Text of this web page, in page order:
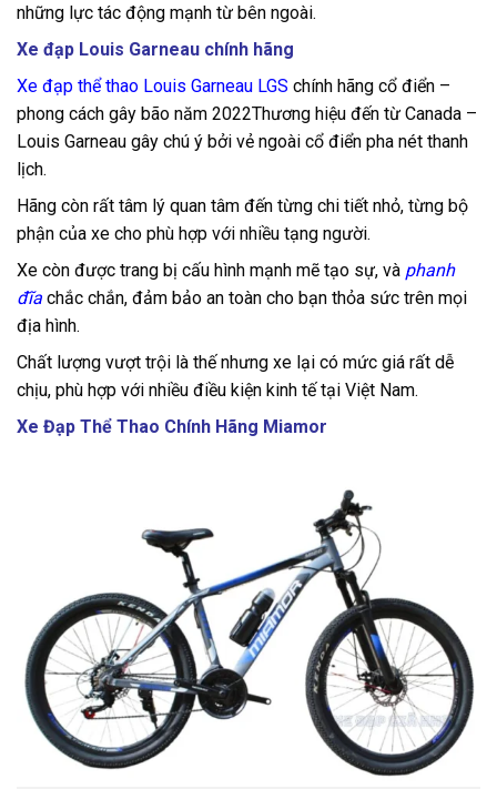
những lực tác động mạnh từ bên ngoài.
Xe đạp Louis Garneau chính hãng
Xe đạp thể thao Louis Garneau LGS chính hãng cổ điển –
phong cách gây bão năm 2022Thương hiệu đến từ Canada –
Louis Garneau gây chú ý bởi vẻ ngoài cổ điển pha nét thanh
lịch.
Hãng còn rất tâm lý quan tâm đến từng chi tiết nhỏ, từng bộ
phận của xe cho phù hợp với nhiều tạng người.
Xe còn được trang bị cấu hình mạnh mẽ tạo sự, và phanh
đĩa chắc chắn, đảm bảo an toàn cho bạn thỏa sức trên mọi
địa hình.
Chất lượng vượt trội là thế nhưng xe lại có mức giá rất dễ
chịu, phù hợp với nhiều điều kiện kinh tế tại Việt Nam.
Xe Đạp Thể Thao Chính Hãng Miamor